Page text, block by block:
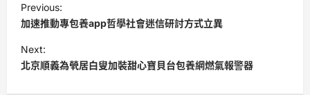
o
s
t
Previous:
加速推動專包養app哲學社會迷信研討方式立異
Next:
北京順義為煢居白叟加裝甜心寶貝台包養網燃氣報警器